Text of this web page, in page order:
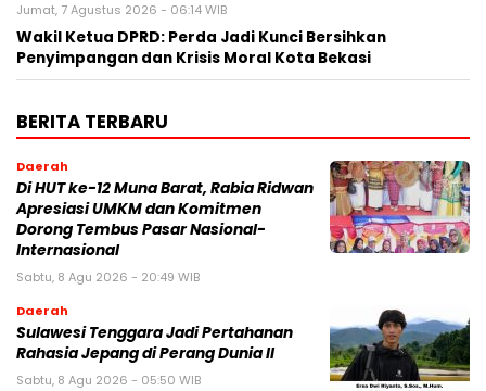
Jumat, 7 Agustus 2026 - 06:14 WIB
Wakil Ketua DPRD: Perda Jadi Kunci Bersihkan
Penyimpangan dan Krisis Moral Kota Bekasi
BERITA TERBARU
Daerah
Di HUT ke-12 Muna Barat, Rabia Ridwan
Apresiasi UMKM dan Komitmen
Dorong Tembus Pasar Nasional-
Internasional
Sabtu, 8 Agu 2026 - 20:49 WIB
Daerah
Sulawesi Tenggara Jadi Pertahanan
Rahasia Jepang di Perang Dunia II
Sabtu, 8 Agu 2026 - 05:50 WIB